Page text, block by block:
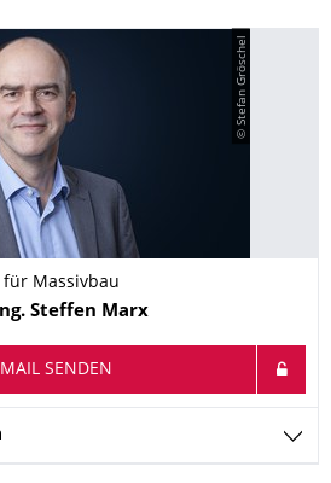
© Stefan Gröschel
für Massivbau
Steffen Marx
MAIL SENDEN